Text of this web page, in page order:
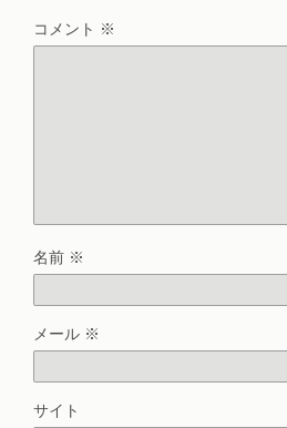
コメント ※
名前 ※
メール ※
サイト